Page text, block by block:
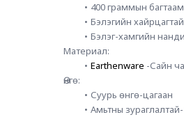
400 граммын
Бэлэгийн хайрцагтай
Бэлэг-хамгийн
Материал:
Earthenware -Сайн
Өнгө:
Суурь өнгө-цагаан
Амьтны